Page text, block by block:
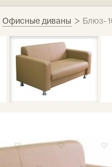
Офисные диваны > Блюз-